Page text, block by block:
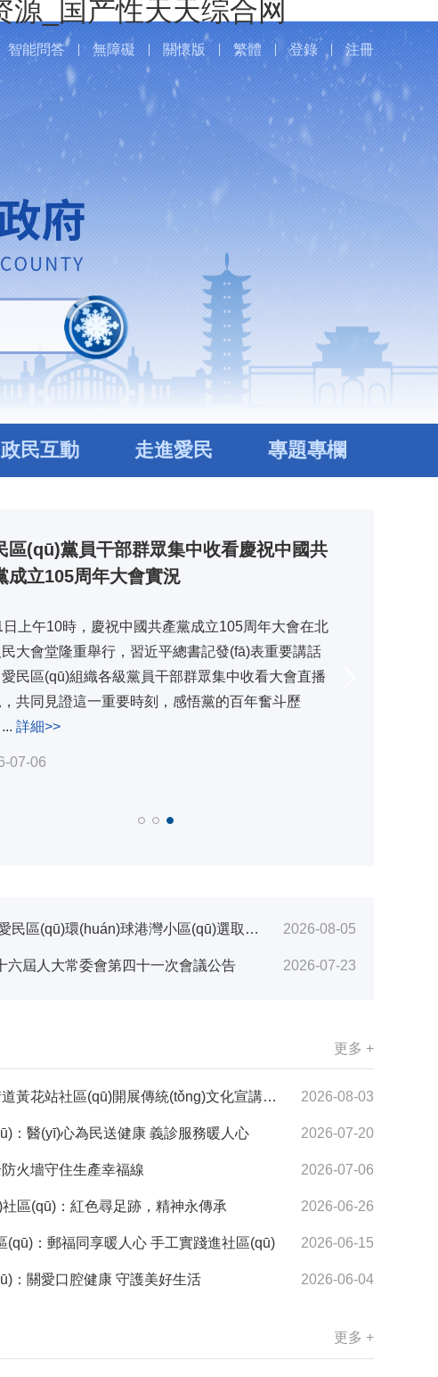
_国产性天天综合网
智能問答 無障礙 關懷版 繁體 登錄 注冊
政民互動 走進愛民 專題專欄
區(qū)黨員干部群眾集中收看慶祝中國共
成立105周年大會實況
日上午10時，慶祝中國共產黨成立105周年大會在北
大會堂隆重舉行，習近平總書記發(fā)表重要講話
愛民區(qū)組織各級黨員干部群眾集中收看大會直播
共同見證這一重要時刻，感悟黨的百年奮斗歷
...詳細>>
07-06
環(huán)球港灣小區(qū)選取招標代理單位的公告 2026-08-05
六屆人大常委會第四十一次會議公告 2026-07-23
更多 +
黃花站社區(qū)開展傳統(tǒng)文化宣講活動 2026-08-03
：醫(yī)心為民送健康 義診服務暖人心 2026-07-20
火墻守住生產幸福線 2026-07-06
區(qū)：紅色尋足跡，精神永傳承 2026-06-26
(qū)：郵福同享暖人心 手工實踐進社區(qū) 2026-06-15
：關愛口腔健康 守護美好生活 2026-06-04
更多 +